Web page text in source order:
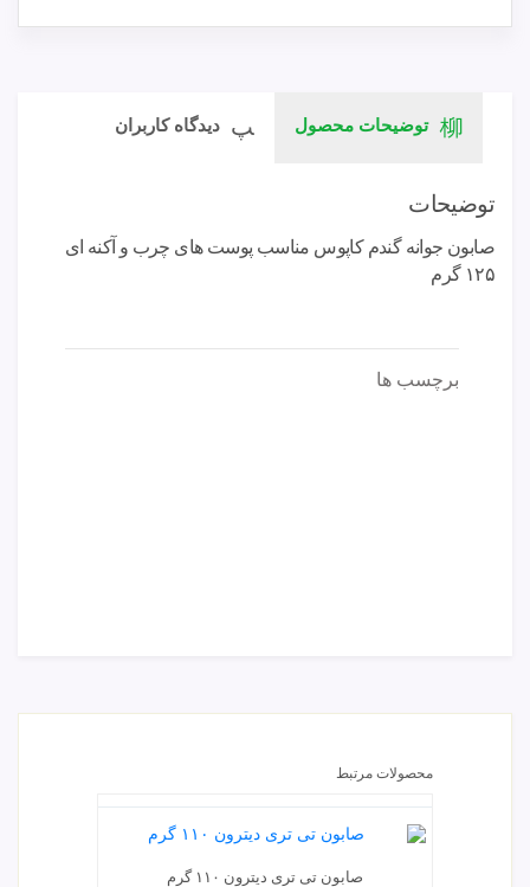
توضیحات محصول دیدگاه کاربران
توضیحات
صابون جوانه گندم کاپوس مناسب پوست های چرب و آکنه ای
۱۲۵ گرم
برچسب ها
محصولات مرتبط
صابون تی تری دیترون ۱۱۰ گرم